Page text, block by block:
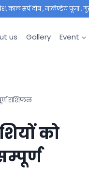
काल सर्प दोष , मार्कण्डेय पूजा ,
us Gallery Event
राशिफल
को